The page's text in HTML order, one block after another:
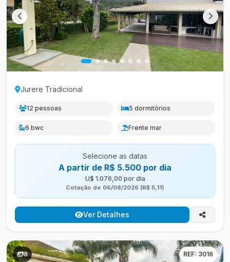
Jurere Tradicional
12 pessoas 5 dormitórios
6 bwc Frente mar
Selecione as datas
A partir de R$ 5.500 por dia
U$ 1.076,00 por dia
Cotação de 06/08/2026 (R$ 5,11)
Ver Detalhes
REF: 3016
8